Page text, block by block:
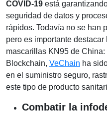
COVID-19 está
seguridad de datos y
rápidos. Todavía no se han
pero es importante
mascarillas KN95 de
Blockchain, VeChain ha
en el suministro seguro,
este tipo de producto
Combatir la